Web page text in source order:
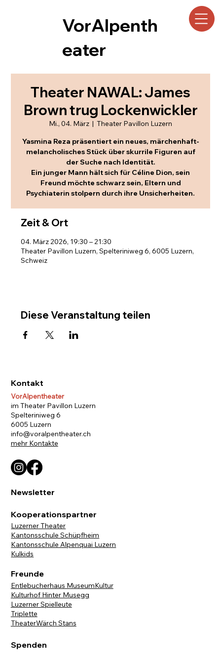
VorAlpenth
eater
Theater NAWAL: James
Brown trug Lockenwickler
Mi., 04. März
  |
Theater Pavillon Luzern
Yasmina Reza präsentiert ein neues, märchenhaft-
melancholisches Stück über skurrile Figuren auf
der Suche nach Identität.
Ein junger Mann hält sich für Céline Dion, sein
Freund möchte schwarz sein, Eltern und
Psychiaterin stolpern durch ihre Unsicherheiten.
Zeit & Ort
04. März 2026, 19:30 – 21:30
Theater Pavillon Luzern, Spelteriniweg 6, 6005 Luzern,
Schweiz
Diese Veranstaltung teilen
Kontakt
VorAlpentheater
im Theater Pavillon Luzern
Spelteriniweg 6
6005 Luzern
info@voralpentheater.ch
mehr Kontakte
Newsletter
Kooperationspartner
Luzerner Theater
Kantonsschule Schüpfheim
Kantonsschule Alpenquai Luzern
Kulkids
Freunde
Entlebucherhaus MuseumKultur
Kulturhof Hinter Musegg
Luzerner Spielleute
Triplette
TheaterWärch Stans
Spenden